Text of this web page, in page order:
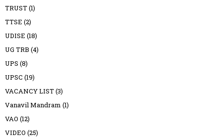
TRUST(1)
TTSE (2)
UDISE (18)
UG TRB (4)
UPS (8)
UPSC (19)
VACANCY LIST(3)
Vanavil Mandram (1)
VAO (12)
VIDEO (25)